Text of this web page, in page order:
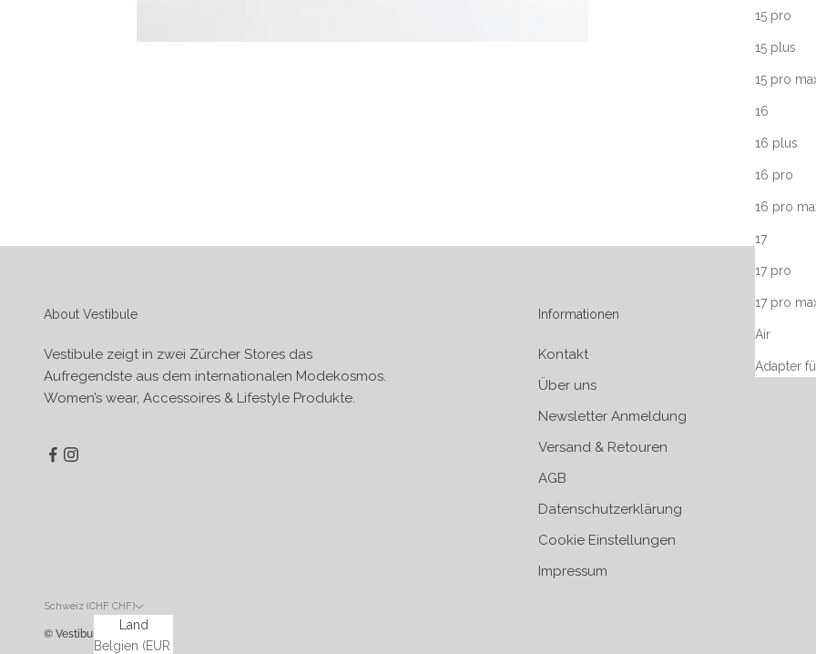
15 pro
15 plus
15 pro
16
16 plus
16 pro
16 pro
17
17 pro
17 pro
Air
Adapter
About Vestibule
Vestibule zeigt in zwei Zürcher Stores das
Aufregendste aus dem internationalen Modekosmos.
Women’s wear, Accessoires & Lifestyle Produkte.
Informationen
Kontakt
Über uns
Newsletter Anmeldung
Versand & Retouren
AGB
Datenschutzerklärung
Cookie Einstellungen
Impressum
Schweiz (CHF CHF)
Land
Belgien (EUR
© Vestibule